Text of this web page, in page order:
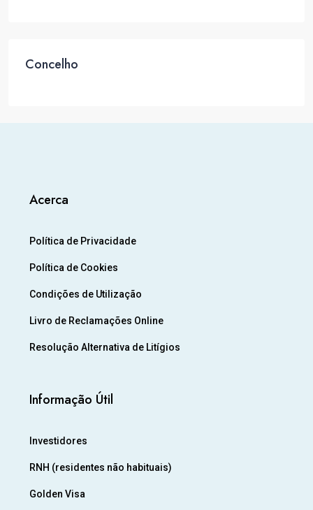
Concelho
Acerca
Política de Privacidade
Política de Cookies
Condições de Utilização
Livro de Reclamações Online
Resolução Alternativa de Litígios
Informação Útil
Investidores
RNH (residentes não habituais)
Golden Visa